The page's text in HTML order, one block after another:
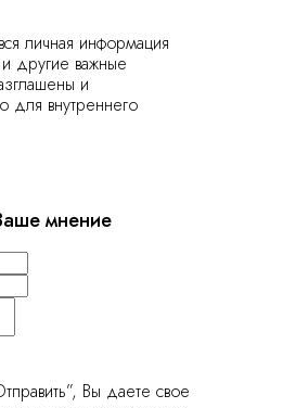
личная информация
другие важные
и
для внутреннего
мнение
Вы даете свое